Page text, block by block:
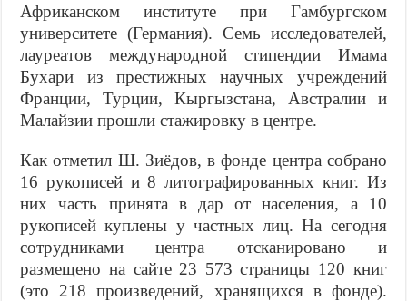
Африканском институте при Гамбургском
университете (Германия). Семь исследователей,
лауреатов между­народной стипендии Имама
Бухари из престижных научных учреждений
Фран­ции, Турции, Кыргызстана, Австралии и
Малайзии прошли стажировку в центре.
Как отметил Ш. Зиёдов, в фонде центра собрано
16 рукописей и 8 литографирован­ных книг. Из
них часть принята в дар от населения, а 10
рукописей куплены у част­ных лиц. На сегодня
сотрудниками центра отсканировано и
размещено на сайте 23 573 страницы 120 книг
(это 218 произ­ведений, хранящихся в фонде).